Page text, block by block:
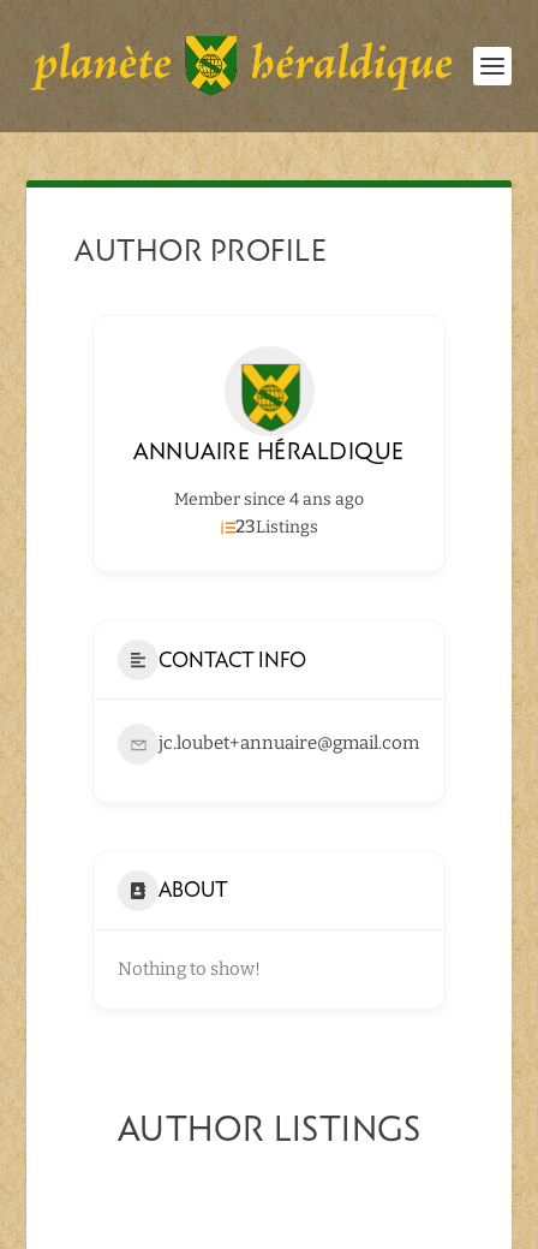
AUTHOR PROFILE
ANNUAIRE HÉRALDIQUE
Member since 4 ans ago
23Listings
CONTACT INFO
jc.loubet+annuaire@gmail.com
ABOUT
Nothing to show!
AUTHOR LISTINGS